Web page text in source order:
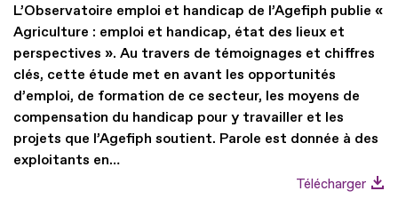
L’Observatoire emploi et handicap de l’Agefiph publie «
Agriculture : emploi et handicap, état des lieux et
perspectives ». Au travers de témoignages et chiffres
clés, cette étude met en avant les opportunités
d’emploi, de formation de ce secteur, les moyens de
compensation du handicap pour y travailler et les
projets que l’Agefiph soutient. Parole est donnée à des
exploitants en…
Télécharger